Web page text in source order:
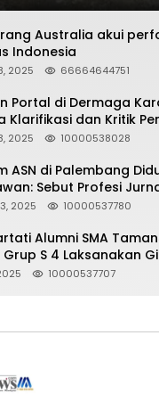
Australia akui
Indonesia
2025 66664644751
Portal di Dermaga
Klarifikasi dan Kritik
Akurat
2025 10000538028
ASN di Palembang
Sebut Profesi
2 Liter Bensin,
2025 10000537780
Alumni SMA
Grup S 4 Laksanakan
10000537707